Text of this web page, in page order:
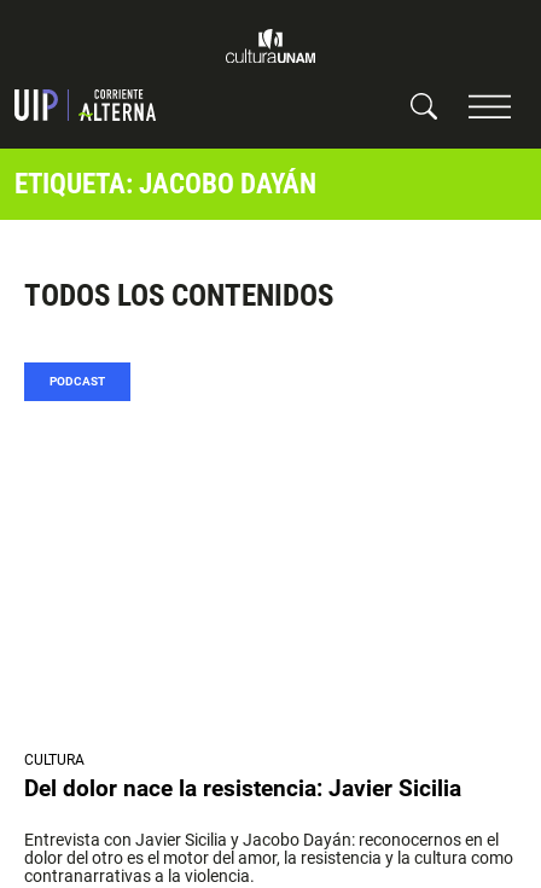
ETIQUETA: JACOBO DAYÁN
TODOS LOS CONTENIDOS
PODCAST
CULTURA
Del dolor nace la resistencia: Javier Sicilia
Entrevista con Javier Sicilia y Jacobo Dayán: reconocernos en el
dolor del otro es el motor del amor, la resistencia y la cultura como
contranarrativas a la violencia.